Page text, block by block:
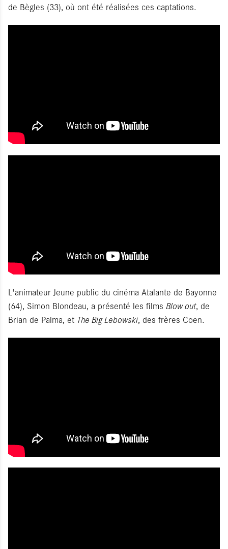
de Bègles (33), où ont été réalisées ces captations.
L'animateur Jeune public du cinéma Atalante de Bayonne
(64), Simon Blondeau, a présenté les films Blow out, de
Brian de Palma, et The Big Lebowski, des frères Coen.